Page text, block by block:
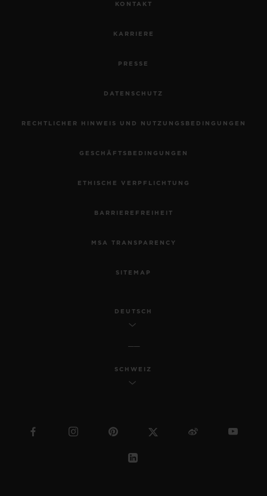
KONTAKT
KARRIERE
PRESSE
DATENSCHUTZ
RECHTLICHER HINWEIS UND NUTZUNGSBEDINGUNGEN
GESCHÄFTSBEDINGUNGEN
ETHISCHE VERPFLICHTUNG
BARRIEREFREIHEIT
MSA TRANSPARENCY
SITEMAP
DEUTSCH
SCHWEIZ